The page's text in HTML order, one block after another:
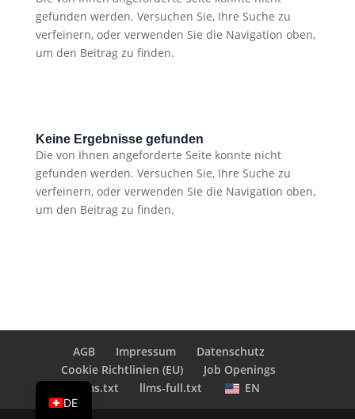
gefunden werden. Versuchen Sie, Ihre Suche zu
verfeinern, oder verwenden Sie die Navigation oben,
um den Beitrag zu finden.
Keine Ergebnisse gefunden
Die von Ihnen angeforderte Seite konnte nicht
gefunden werden. Versuchen Sie, Ihre Suche zu
verfeinern, oder verwenden Sie die Navigation oben,
um den Beitrag zu finden.
AGB Impressum
Datenschutz
Cookie Richtlinien (EU)
Job Openings
llms.txt
llms-full.txt EN
DE
EN